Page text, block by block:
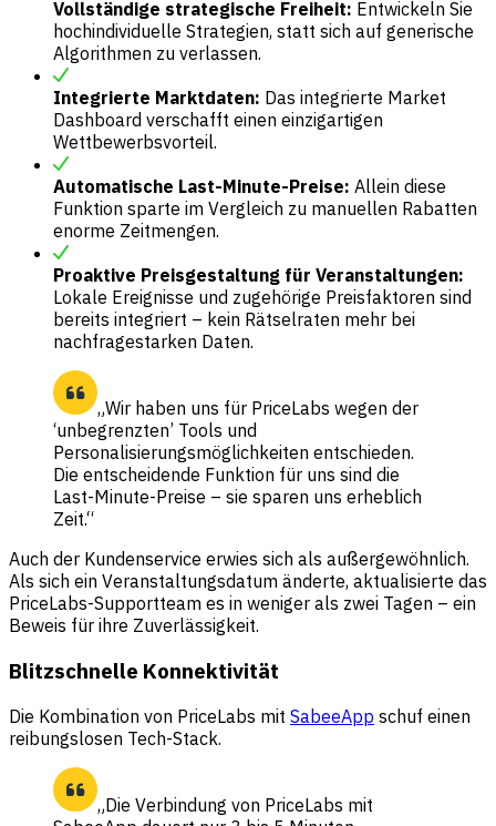
Vollständige strategische Freiheit: Entwickeln Sie
hochindividuelle Strategien, statt sich auf generische
Algorithmen zu verlassen.
Integrierte Marktdaten: Das integrierte Market
Dashboard verschafft einen einzigartigen
Wettbewerbsvorteil.
Automatische Last-Minute-Preise: Allein diese
Funktion sparte im Vergleich zu manuellen Rabatten
enorme Zeitmengen.
Proaktive Preisgestaltung für Veranstaltungen:
Lokale Ereignisse und zugehörige Preisfaktoren sind
bereits integriert – kein Rätselraten mehr bei
nachfragestarken Daten.
„Wir haben uns für PriceLabs wegen der
‘unbegrenzten’ Tools und
Personalisierungsmöglichkeiten entschieden.
Die entscheidende Funktion für uns sind die
Last-Minute-Preise – sie sparen uns erheblich
Zeit.“
Auch der Kundenservice erwies sich als außergewöhnlich.
Als sich ein Veranstaltungsdatum änderte, aktualisierte das
PriceLabs-Supportteam es in weniger als zwei Tagen – ein
Beweis für ihre Zuverlässigkeit.
Blitzschnelle Konnektivität
Die Kombination von PriceLabs mit SabeeApp schuf einen
reibungslosen Tech-Stack.
„Die Verbindung von PriceLabs mit